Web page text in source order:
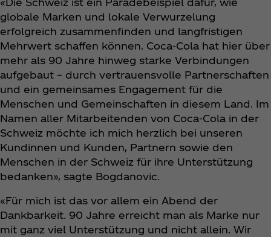
globale Marken und lokale Verwurzelung
erfolgreich zusammenfinden und langfristigen
Mehrwert schaffen können. Coca‑Cola hat hier über
mehr als 90 Jahre hinweg starke Verbindungen
aufgebaut – durch vertrauensvolle Partnerschaften
und ein gemeinsames Engagement für die
Menschen und Gemeinschaften in diesem Land. Im
Namen aller Mitarbeitenden von Coca‑Cola in der
Schweiz möchte ich mich herzlich bei unseren
Kundinnen und Kunden, Partnern sowie den
Menschen in der Schweiz für ihre Unterstützung
bedanken», sagte Bogdanovic.
«Für mich ist das vor allem ein Abend der
Dankbarkeit. 90 Jahre erreicht man als Marke nur
mit ganz viel Unterstützung und nicht allein. Wir